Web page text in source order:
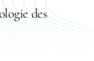
des